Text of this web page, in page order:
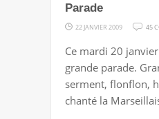
Parade
22 JANVIER 2009 45
Ce mardi 20
grande parade.
serment, flonflon,
chanté la